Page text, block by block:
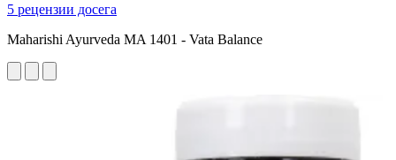
5 рецензии досега
Maharishi Ayurveda MA 1401 - Vata Balance